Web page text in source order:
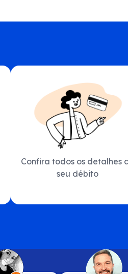
Confira todos os detalhes
seu débito